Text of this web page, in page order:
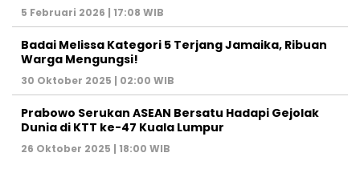
5 Februari 2026 | 17:08 WIB
Badai Melissa Kategori 5 Terjang Jamaika, Ribuan
Warga Mengungsi!
30 Oktober 2025 | 02:00 WIB
Prabowo Serukan ASEAN Bersatu Hadapi Gejolak
Dunia di KTT ke-47 Kuala Lumpur
26 Oktober 2025 | 18:00 WIB